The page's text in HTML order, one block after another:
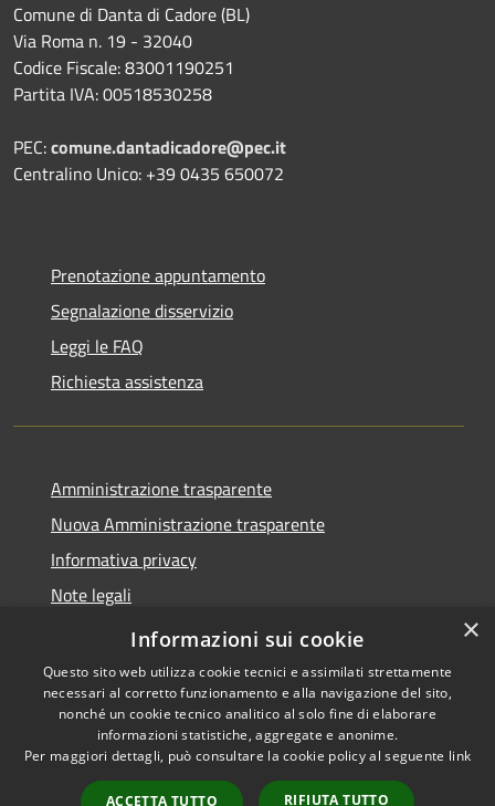
Comune di Danta di Cadore (BL)
Via Roma n. 19 - 32040
Codice Fiscale: 83001190251
Partita IVA: 00518530258
PEC:comune.dantadicadore@pec.it
Centralino Unico: +39 0435 650072
Prenotazione appuntamento
Segnalazione disservizio
Leggi le FAQ
Richiesta assistenza
Amministrazione trasparente
Nuova Amministrazione trasparente
Informativa privacy
Note legali
Dichiarazione di accessibilità
Accessibilità
Copyright © 2026 • Comune di
Danta di Cadore • Powered by
Municipium• Accesso
×
Informazioni sui cookie
Questo sito web utilizza cookie tecnici e assimilati strettamente
necessari al corretto funzionamento e alla navigazione del sito,
nonché un cookie tecnico analitico al solo fine di elaborare
informazioni statistiche, aggregate e anonime.
Per maggiori dettagli, può consultare la cookie policy al seguente link
ACCETTA TUTTO RIFIUTA TUTTO